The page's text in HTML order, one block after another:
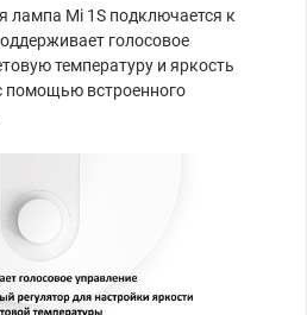
лампа Mi 1S подключается к
голосовое
температуру и яркость
помощью встроенного